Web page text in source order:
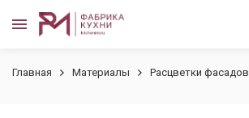
Главная Материалы Расцветки фасадов